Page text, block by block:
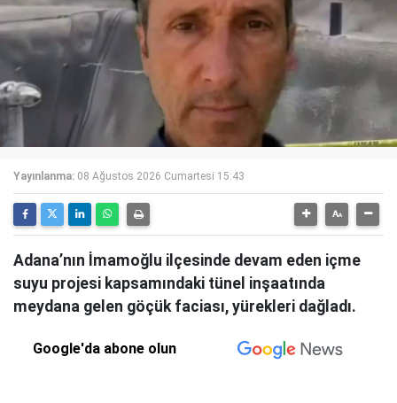
Yayınlanma: 08 Ağustos 2026 Cumartesi 15:43
Adana’nın İmamoğlu ilçesinde devam eden içme
suyu projesi kapsamındaki tünel inşaatında
meydana gelen göçük faciası, yürekleri dağladı.
Google'da abone olun